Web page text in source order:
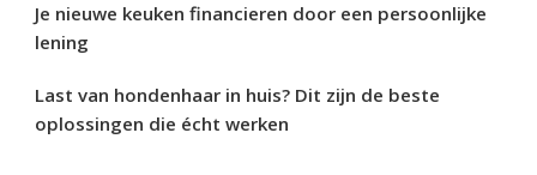
Je nieuwe keuken financieren door een persoonlijke
lening
Last van hondenhaar in huis? Dit zijn de beste
oplossingen die écht werken